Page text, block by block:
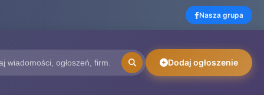
Nasza grupa
Dodaj ogłoszenie